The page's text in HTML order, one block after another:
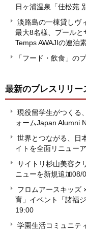
日ヶ浦温泉「佳松苑
淡路島の一棟貸しヴ
最大8名様、プール
Temps AWAJIの連泊
「フード・飲食」の
最新のプレスリリー
現役留学生がつくる
ォームJapan Alumni
世界とつながる、日
イトを全面リニュー
サイトリ杉山美容ク
ニューを新規追加08/
フロムアースキッズ
育」イベント「諸福
19:00
学園生活コミュニテ